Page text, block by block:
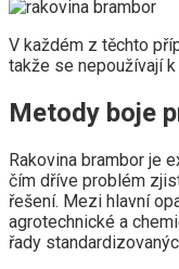
V každém z těchto
takže se nepoužívají
Metody boje
Rakovina brambor je
čím dříve problém
řešení. Mezi hlavní
agrotechnické a
řady